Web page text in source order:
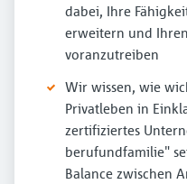
dabei, Ihre
erweitern und
voranzutreiben
Wir wissen, wie
Privatleben in
zertifiziertes
berufundfamilie"
Balance zwischen